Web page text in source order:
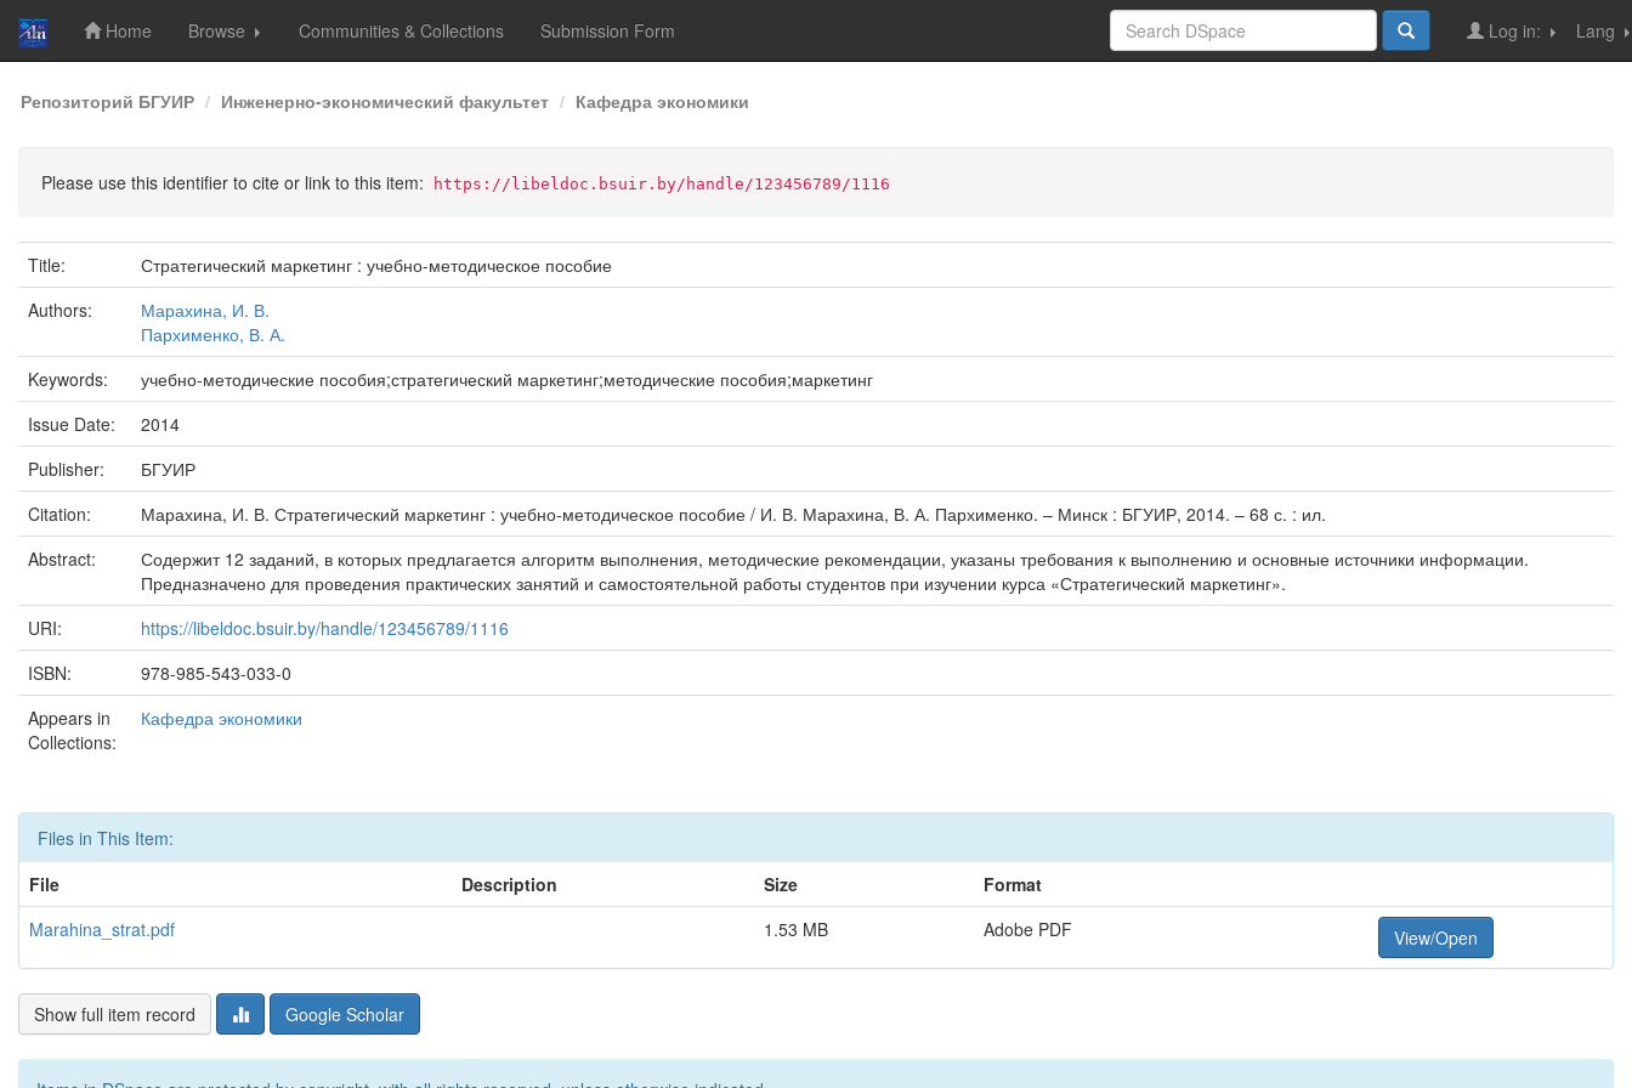
Skip
navigation
Home Browse Communities & Collections Submission Form Lang
Log in:
Репозиторий БГУИР Инженерно-экономический факультет Кафедра экономики
Please use this identifier to cite or link to this item: https://libeldoc.bsuir.by/handle/123456789/1116
Title:
Стратегический маркетинг : учебно-методическое пособие
Authors:
Марахина, И. В.
Пархименко, В. А.
Keywords:
учебно-методические пособия;стратегический маркетинг;методические пособия;маркетинг
Issue Date:
2014
Publisher:
БГУИР
Citation:
Марахина, И. В. Стратегический маркетинг : учебно-методическое пособие / И. В. Марахина, В. А. Пархименко. – Минск : БГУИР, 2014. – 68 с. : ил.
Abstract:
Содержит 12 заданий, в которых предлагается алгоритм выполнения, методические рекомендации, указаны требования к выполнению и основные источники информации.
Предназначено для проведения практических занятий и самостоятельной работы студентов при изучении курса «Стратегический маркетинг».
URI:
https://libeldoc.bsuir.by/handle/123456789/1116
ISBN:
978-985-543-033-0
Appears in
Collections:
Кафедра экономики
Files in This Item:
File
Description Size
Format
Marahina_strat.pdf
1.53 MB Adobe PDF View/Open
Show full item record Google Scholar